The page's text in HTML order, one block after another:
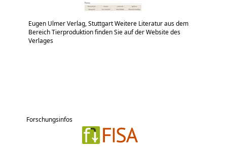
Eugen Ulmer Verlag, Stuttgart Weitere Literatur aus dem
Bereich Tierproduktion finden Sie auf der Website des
Verlages
Forschungsinfos